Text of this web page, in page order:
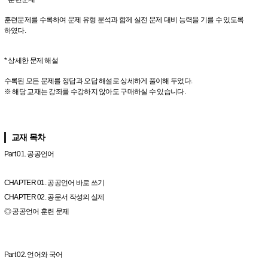
훈련문제를 수록하여 문제 유형 분석과 함께 실전 문제 대비 능력을 기를 수 있도록
하였다.
* 상세한 문제 해설
수록된 모든 문제를 정답과 오답 해설로 상세하게 풀이해 두었다.
※ 해당 교재는 강좌를 수강하지 않아도 구매하실 수 있습니다.
교재 목차
Part 01. 공공언어
CHAPTER 01. 공공언어 바로 쓰기
CHAPTER 02. 공문서 작성의 실제
◎ 공공언어 훈련 문제
Part 02. 언어와 국어